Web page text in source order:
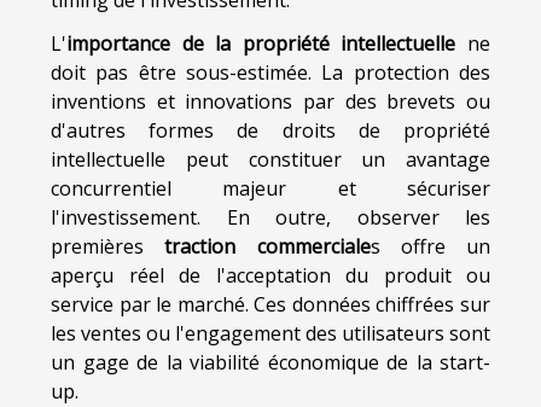
L'importance de la propriété intellectuelle ne
doit pas être sous-estimée. La protection des
inventions et innovations par des brevets ou
d'autres formes de droits de propriété
intellectuelle peut constituer un avantage
concurrentiel majeur et sécuriser
l'investissement. En outre, observer les
premièrestraction commerciales offre un
aperçu réel de l'acceptation du produit ou
service par le marché. Ces données chiffrées sur
les ventes ou l'engagement des utilisateurs sont
un gage de la viabilité économique de la start-
up.